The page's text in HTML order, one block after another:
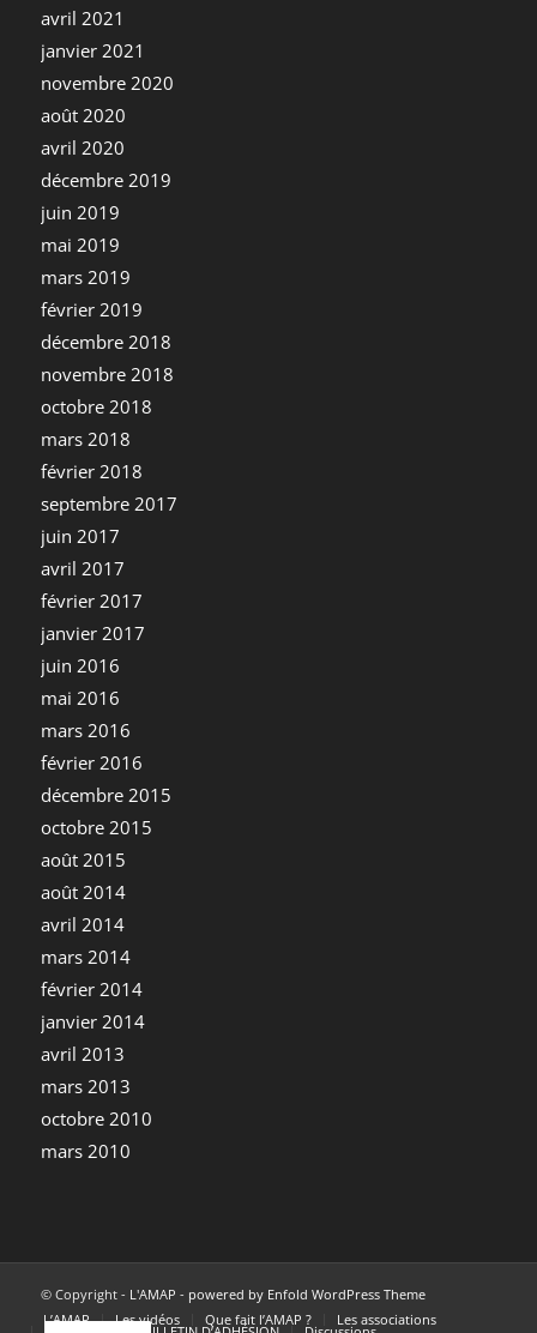
avril 2021
janvier 2021
novembre 2020
août 2020
avril 2020
décembre 2019
juin 2019
mai 2019
mars 2019
février 2019
décembre 2018
novembre 2018
octobre 2018
mars 2018
février 2018
septembre 2017
juin 2017
avril 2017
février 2017
janvier 2017
juin 2016
mai 2016
mars 2016
février 2016
décembre 2015
octobre 2015
août 2015
août 2014
avril 2014
mars 2014
février 2014
janvier 2014
avril 2013
mars 2013
octobre 2010
mars 2010
© Copyright - L'AMAP - powered by Enfold WordPress Theme
L’AMAP
Les vidéos Que fait l’AMAP ? Les associations